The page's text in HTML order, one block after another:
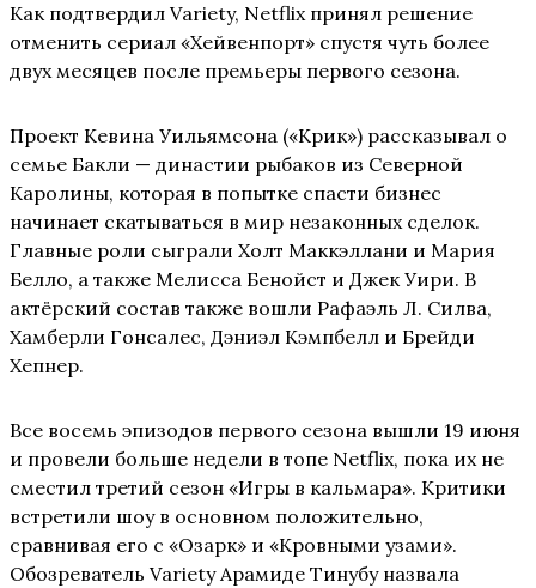
Как подтвердил Variety, Netflix принял решение
отменить сериал «Хейвенпорт» спустя чуть более
двух месяцев после премьеры первого сезона.
Проект Кевина Уильямсона («Крик») рассказывал о
семье Бакли — династии рыбаков из Северной
Каролины, которая в попытке спасти бизнес
начинает скатываться в мир незаконных сделок.
Главные роли сыграли Холт Маккэллани и Мария
Белло, а также Мелисса Бенойст и Джек Уири. В
актёрский состав также вошли Рафаэль Л. Силва,
Хамберли Гонсалес, Дэниэл Кэмпбелл и Брейди
Хепнер.
Все восемь эпизодов первого сезона вышли 19 июня
и провели больше недели в топе Netflix, пока их не
сместил третий сезон «Игры в кальмара». Критики
встретили шоу в основном положительно,
сравнивая его с «Озарк» и «Кровными узами».
Обозреватель Variety Арамиде Тинубу назвала